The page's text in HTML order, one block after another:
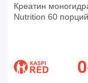
Креатин
Nutrition 60